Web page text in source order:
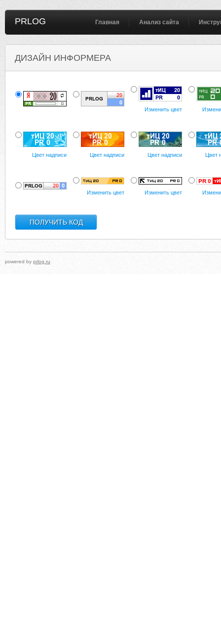
PRLOG Главная Анализ сайта
ДИЗАЙН ИНФОРМЕРА
Изменить цвет
Цвет надписи Цвет надписи Цвет надписи Цвет
Изменить цвет Изменить цвет
powered by prlog.ru